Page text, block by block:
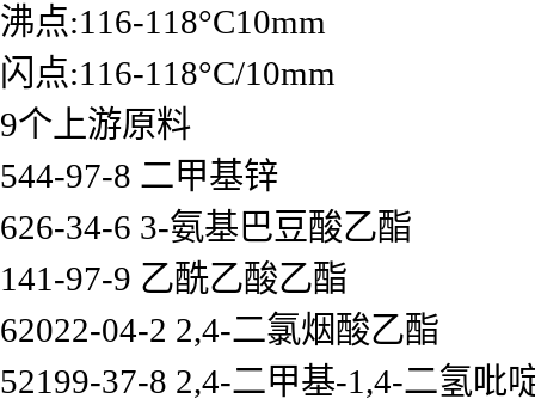
沸点:116-118°C10mm
闪点:116-118°C/10mm
9个上游原料
544-97-8 二甲基锌
626-34-6 3-氨基巴豆酸乙酯
141-97-9 乙酰乙酸乙酯
62022-04-2 2,4-二氯烟酸乙酯
52199-37-8 2,4-二甲基-1,4-二氢吡